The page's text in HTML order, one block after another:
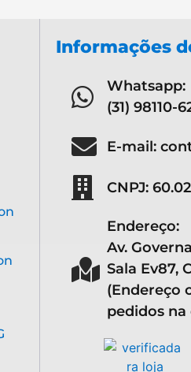
Informações
Whatsapp:
(31) 98110-
E-mail:
CNPJ:
Endereço:
Av.
Sala Ev87,
(Endereço
pedidos